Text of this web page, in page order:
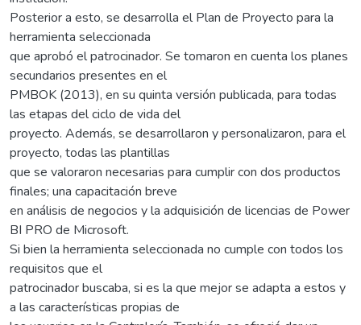
Posterior a esto, se desarrolla el Plan de Proyecto para la
herramienta seleccionada
que aprobó el patrocinador. Se tomaron en cuenta los planes
secundarios presentes en el
PMBOK (2013), en su quinta versión publicada, para todas
las etapas del ciclo de vida del
proyecto. Además, se desarrollaron y personalizaron, para el
proyecto, todas las plantillas
que se valoraron necesarias para cumplir con dos productos
finales; una capacitación breve
en análisis de negocios y la adquisición de licencias de Power
BI PRO de Microsoft.
Si bien la herramienta seleccionada no cumple con todos los
requisitos que el
patrocinador buscaba, si es la que mejor se adapta a estos y
a las características propias de